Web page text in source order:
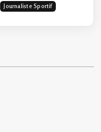
Journaliste Sportif